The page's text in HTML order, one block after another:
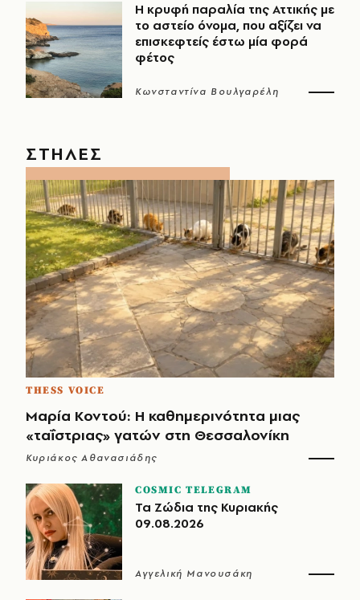
Η κρυφή παραλία της Αττικής με
το αστείο όνομα, που αξίζει να
επισκεφτείς έστω μία φορά
φέτος
Κωνσταντίνα Βουλγαρέλη
ΣΤΗΛΕΣ
THESS VOICE
Μαρία Κοντού: Η καθημερινότητα μιας
«ταΐστριας» γατών στη Θεσσαλονίκη
Κυριάκος Αθανασιάδης
COSMIC TELEGRAM
Τα Ζώδια της Κυριακής
09.08.2026
Αγγελική Μανουσάκη